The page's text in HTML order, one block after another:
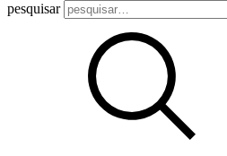
pesquisar